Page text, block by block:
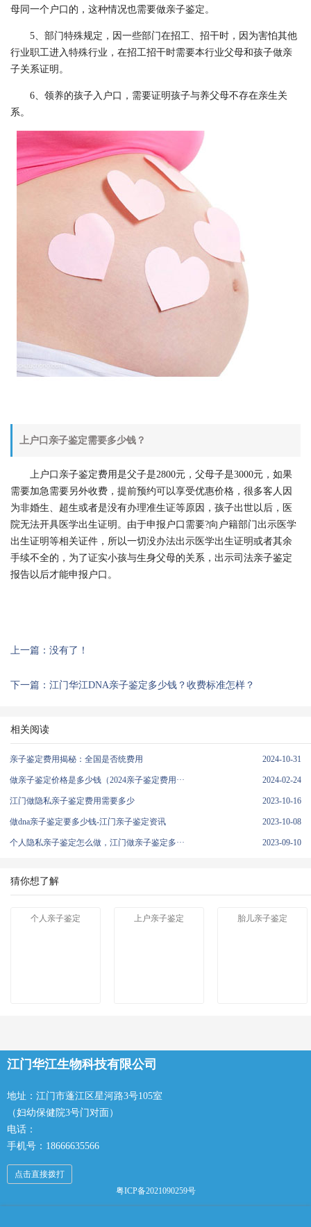
母同一个户口的，这种情况也需要做亲子鉴定。
5、部门特殊规定，因一些部门在招工、招干时，因为害怕其他
行业职工进入特殊行业，在招工招干时需要本行业父母和孩子做亲
子关系证明。
6、领养的孩子入户口，需要证明孩子与养父母不存在亲生关
系。
上户口亲子鉴定需要多少钱？
上户口亲子鉴定费用是父子是2800元，父母子是3000元，如果
需要加急需要另外收费，提前预约可以享受优惠价格，很多客人因
为非婚生、超生或者是没有办理准生证等原因，孩子出世以后，医
院无法开具医学出生证明。由于申报户口需要?向户籍部门出示医学
出生证明等相关证件，所以一切没办法出示医学出生证明或者其余
手续不全的，为了证实小孩与生身父母的关系，出示司法亲子鉴定
报告以后才能申报户口。
上一篇：没有了！
下一篇：江门华江DNA亲子鉴定多少钱？收费标准怎样？
相关阅读
亲子鉴定费用揭秘：全国是否统费用 2024-10-31
做亲子鉴定价格是多少钱（2024亲子鉴定费用··· 2024-02-24
江门做隐私亲子鉴定费用需要多少 2023-10-16
做dna亲子鉴定要多少钱-江门亲子鉴定资讯 2023-10-08
个人隐私亲子鉴定怎么做，江门做亲子鉴定多··· 2023-09-10
猜你想了解
个人亲子鉴定 上户亲子鉴定 胎儿亲子鉴定
江门华江生物科技有限公司
地址：江门市蓬江区星河路3号105室
（妇幼保健院3号门对面）
电话：
手机号：18666635566
点击直接拨打
粤ICP备2021090259号